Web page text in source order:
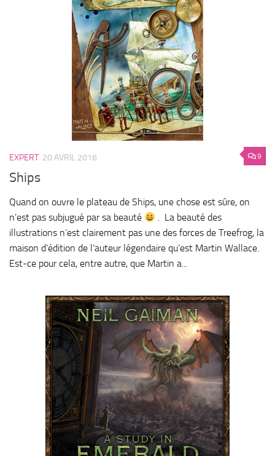
9
EXPERT 20 AVRIL 2016
Ships
Quand on ouvre le plateau de Ships, une chose est sûre, on
n’est pas subjugué par sa beauté
. La beauté des
illustrations n’est clairement pas une des forces de Treefrog, la
maison d’édition de l’auteur légendaire qu’est Martin Wallace.
Est-ce pour cela, entre autre, que Martin a...